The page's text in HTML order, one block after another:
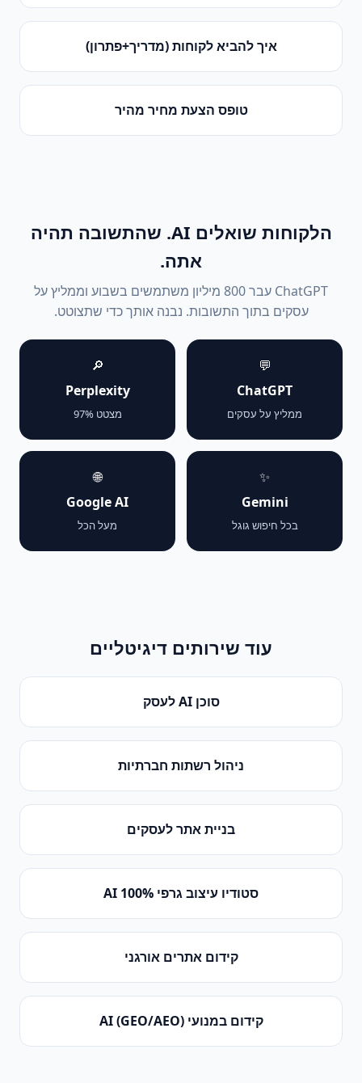
איך להביא לקוחות (מדריך+פתרון)
טופס הצעת מחיר מהיר
הלקוחות שואלים AI. שהתשובה תהיה
אתה.
ChatGPT עבר 800 מיליון משתמשים בשבוע וממליץ על
עסקים בתוך התשובות. נבנה אותך כדי שתצוטט.
💬
ChatGPT
ממליץ על עסקים
🔎
Perplexity
מצטט 97%
✨
Gemini
בכל חיפוש גוגל
🌐
Google AI
מעל הכל
עוד שירותים דיגיטליים
סוכן AI לעסק
ניהול רשתות חברתיות
בניית אתר לעסקים
סטודיו עיצוב גרפי 100% AI
קידום אתרים אורגני
קידום במנועי AI (GEO/AEO)